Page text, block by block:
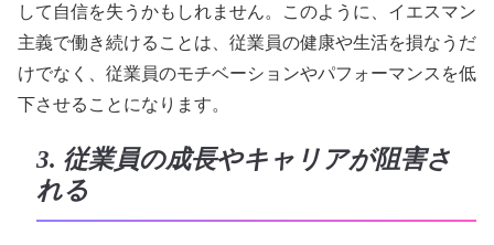
して自信を失うかもしれません。このように、イエスマン
主義で働き続けることは、従業員の健康や生活を損なうだ
けでなく、従業員のモチベーションやパフォーマンスを低
下させることになります。
3. 従業員の成長やキャリアが阻害さ
れる